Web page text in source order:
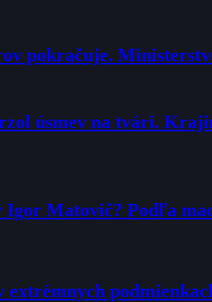
pokračuje.
úsmev na tvári.
Igor Matovič? Podľa
extrémnych